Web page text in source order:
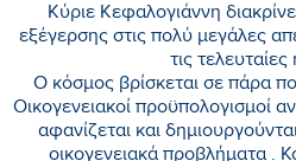
Κύριε Κεφαλογιάννη
εξέγερσης στις πολύ μεγάλες
τις
Ο κόσμος βρίσκεται σε πάρα
Οικογενειακοί προϋπολογισμοί
αφανίζεται και